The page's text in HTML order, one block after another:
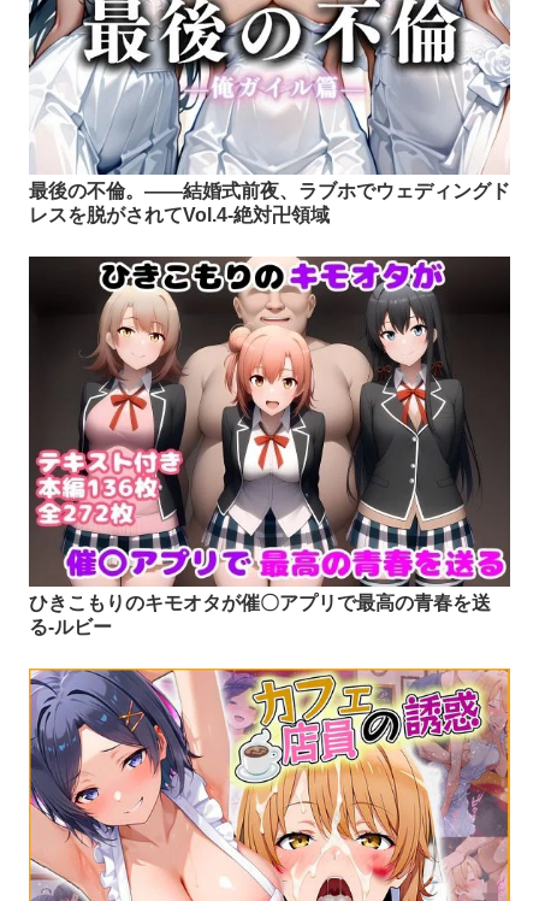
最後の不倫。――結婚式前夜、ラブホでウェディングド
レスを脱がされてVol.4-絶対卍領域
ひきこもりのキモオタが催〇アプリで最高の青春を送
る-ルビー